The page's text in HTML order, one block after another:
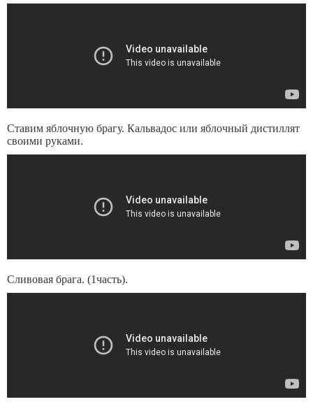
Ставим яблочную брагу. Кальвадос или яблочный дистиллят
своими руками.
Сливовая брага. (1часть).